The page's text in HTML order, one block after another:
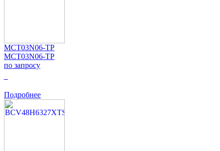
MCT03N06-TP
MCT03N06-TP
по запросу
Подробнее